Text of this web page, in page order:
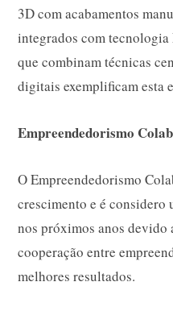
3D com acabamentos
integrados com
que combinam técnicas
digitais exemplificam esta
Empreendedorismo
O Empreendedorismo
crescimento e é considero
nos próximos anos devido
cooperação entre
melhores resultados.